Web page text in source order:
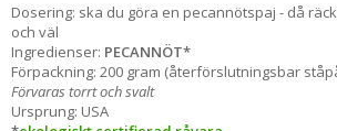
Dosering: ska du göra en pecannötspaj - då
och väl
Ingredienser: PECANNÖT*
Förpackning: 200 gram (återförslutningsbar
Förvaras torrt och svalt
Ursprung: USA